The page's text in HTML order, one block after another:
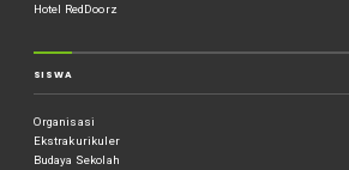
Hotel RedDoorz
SISWA
Organisasi
Ekstrakurikuler
Budaya Sekolah